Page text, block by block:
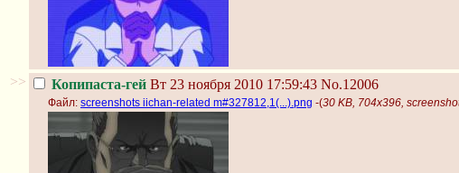
>> Копипаста-гей Вт 23 ноября 2010 17:59:43 No.12006
Файл: screenshots iichan-related m#327812,1(...).png -(30 KB, 704x396,